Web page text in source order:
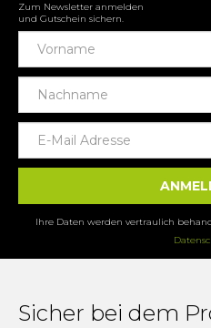
Zum Newsletter anmelden
und Gutschein sichern.
Ihre Daten werden vertraulich
Sicher bei dem